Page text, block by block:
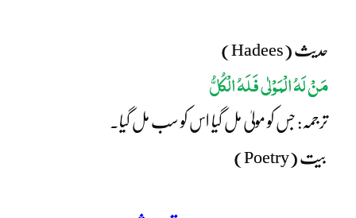
حدیث (Hadees)
مَنْ لَہُ الْمَوْلٰی فَلَہُ الْکُلُّ
ترجمہ: جس کو مولیٰ مل گیا اس کو سب مل گیا۔
بیت (Poetry)